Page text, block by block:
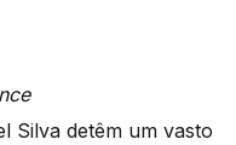
Silva detêm um vasto